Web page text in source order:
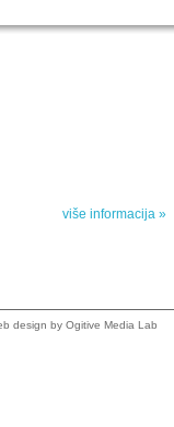
više informacija »
design by Ogitive Media Lab